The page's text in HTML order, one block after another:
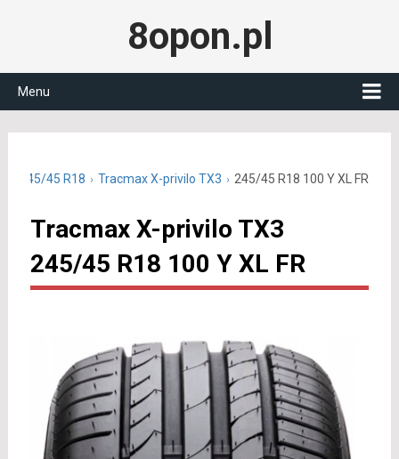
8opon.pl
Menu
245/45 R18 Tracmax X-privilo TX3 245/45 R18 100 Y XL FR
Tracmax X-privilo TX3
245/45 R18 100 Y XL FR